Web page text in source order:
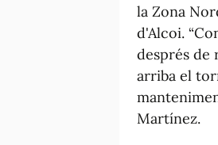
la Zona
d'Alcoi.
després de
arriba el
Martínez.